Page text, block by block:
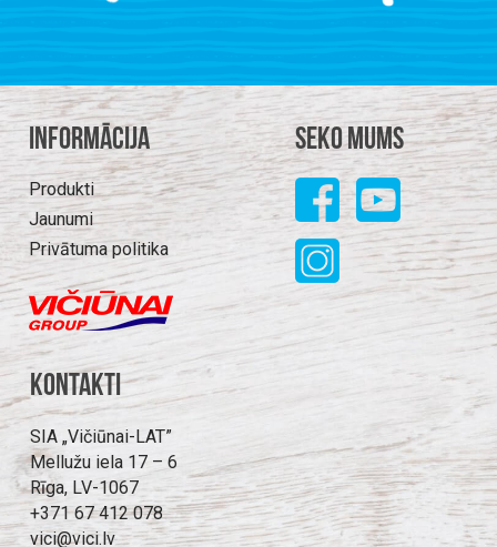
Informācija
Produkti
Jaunumi
Privātuma politika
Seko mums
Kontakti
SIA „Vičiūnai-LAT”
Mellužu iela 17 – 6
Rīga, LV-1067
+371 67 412 078
vici@vici.lv